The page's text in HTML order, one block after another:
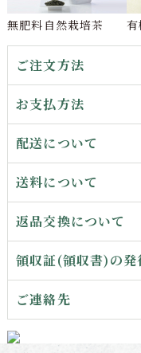
無肥料自然栽培茶
ご注文方法
お支払方法
配送について
送料について
返品交換について
領収証(領収書)の発
ご連絡先